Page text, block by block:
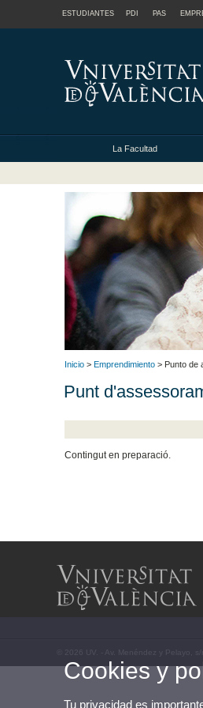
ESTUDIANTES PDI PAS
La Facultad
Inicio > Emprendimiento > Punto de
Punt
Contingut en preparació.
© 2026 UV. - Av. Menéndez y Pelayo,
Cookies y
Tu privacidad es